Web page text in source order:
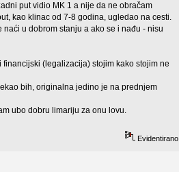
put vidio MK 1 a nije da ne obračam
kao klinac od 7-8 godina, ugledao na cesti.
u dobrom stanju a ako se i nađu - nisu
(legalizacija) stojim kako stojim ne
bih, originalna jedino je na prednjem
ubo dobru limariju za onu lovu.
Evidentirano